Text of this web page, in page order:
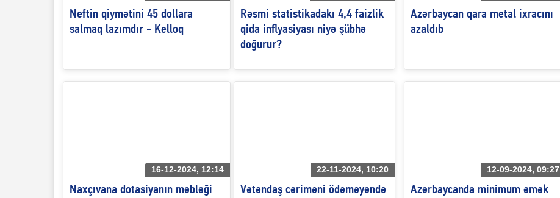
Neftin qiymətini 45 dollara
salmaq lazımdır - Kelloq
Rəsmi statistikadakı 4,4 faizlik
qida inflyasiyası niyə şübhə
doğurur?
Azərbaycan qara metal ixracını
azaldıb
Naxçıvana dotasiyanın məbləği
16-12-2024, 12:14
Vətəndaş cəriməni ödəməyəndə
22-11-2024, 10:20
Azərbaycanda minimum əmək
12-09-2024, 09:27